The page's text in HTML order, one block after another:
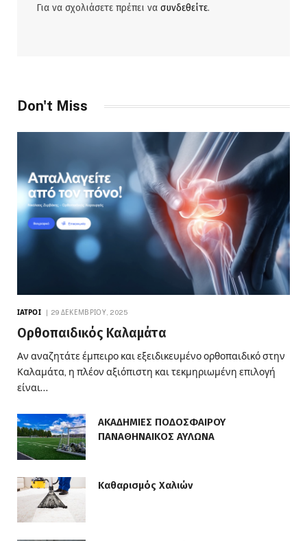
Για να σχολιάσετε πρέπει να συνδεθείτε.
Don't Miss
ΙΑΤΡΟΊ 29 ΔΕΚΕΜΒΡΊΟΥ, 2025
Ορθοπαιδικός Καλαμάτα
Αν αναζητάτε έμπειρο και εξειδικευμένο ορθοπαιδικό στην
Καλαμάτα, η πλέον αξιόπιστη και τεκμηριωμένη επιλογή
είναι…
ΑΚΑΔΗΜΙΕΣ ΠΟΔΟΣΦΑΙΡΟΥ
ΠΑΝΑΘΗΝΑΙΚΟΣ ΑΥΛΩΝΑ
Καθαρισμός Χαλιών